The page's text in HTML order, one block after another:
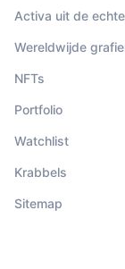
Activa uit de
Wereldwijde
NFTs
Portfolio
Watchlist
Krabbels
Sitemap